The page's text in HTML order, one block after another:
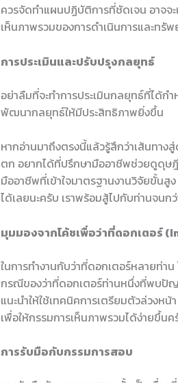
ควรจัดทำแผนปฏิบัติการที่ชัดเจน อาจจ
เห็นภาพรวมของการดำเนินการและทรัพ
การประเมินและปรับปรุงกลยุทธ์
อย่าลืมที่จะทำการประเมินกลยุทธ์ที่ได้ก
พัฒนากลยุทธ์ให้มีประสิทธิภาพยิ่งขึ้น
หากอ่านมาถึงตรงนี้แล้วรู้สึกว่าเส้นทา
ตก อยากได้ที่ปรึกษามืออาชีพช่วยดูดุษ
มืออาชีพที่เข้าใจมาตรฐานงานวิจัยขั้นสู
ได้เลยนะครับ เราพร้อมสู้ไปกับท่านจน
มุมมองจากโค้ชเพื่อว่าที่ดอกเตอร์
ในการทำงานกับว่าที่ดอกเตอร์หลายท่
กรณีของว่าที่ดอกเตอร์ท่านหนึ่งที่พบปัญ
แนะนำให้ใช้เทคนิคการเตรียมตัวล่วงห
เพื่อให้กรรมการเห็นภาพรวมได้ง่ายขึ้น
การรับมือกับกรรมการสอบ